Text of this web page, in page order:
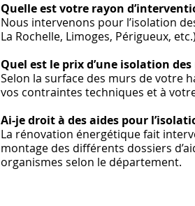
Quelle est votre rayon
Nous intervenons pour l’isolation
La Rochelle, Limoges, Périgueux,
Quel est le prix d’une isolation des
Selon la surface des murs de votre
vos contraintes techniques et à
Ai-je droit à des aides pour
La rénovation énergétique fait
montage des différents dossiers
organismes selon le département.